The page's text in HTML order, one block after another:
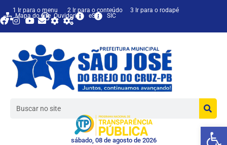
1 Ir para o menu 2 Ir para o conteúdo 3 Ir para o rodapé
Mapa do site Ouvidoria eSIC SIC
sábado, 08 de agosto de 2026